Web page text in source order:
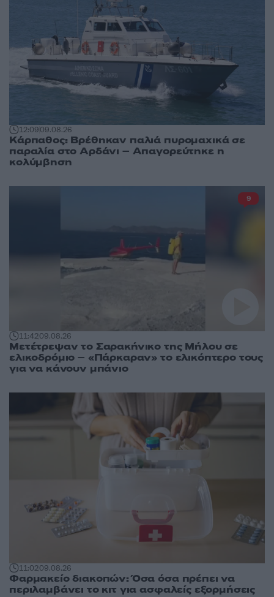
12:0909.08.26
Κάρπαθος: Βρέθηκαν παλιά πυρομαχικά σε
παραλία στο Αρδάνι – Απαγορεύτηκε η
κολύμβηση
11:4209.08.26
Μετέτρεψαν το Σαρακήνικο της Μήλου σε
ελικοδρόμιο – «Πάρκαραν» το ελικόπτερο τους
για να κάνουν μπάνιο
9
11:0209.08.26
Φαρμακείο διακοπών: Όσα όσα πρέπει να
περιλαμβάνει το κιτ για ασφαλείς εξορμήσεις